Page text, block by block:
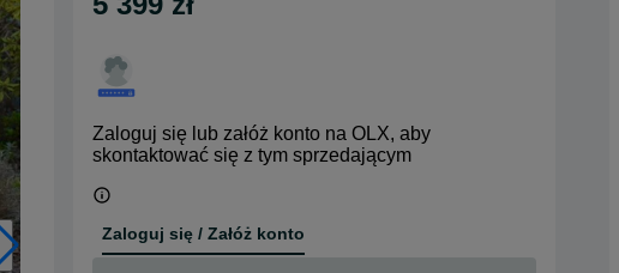
Zaloguj się lub załóż konto na OLX, aby
skontaktować się z tym sprzedającym
Zaloguj się / Załóż konto